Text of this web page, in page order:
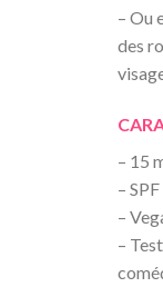
– Ou
des
– 15
–
–
–